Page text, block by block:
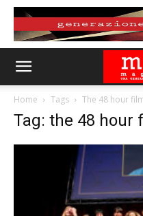
Home Tags The 48 hour
Tag: the 48 hour